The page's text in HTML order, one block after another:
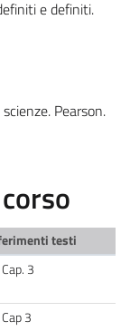
e definiti.
Pearson.
testi
3
3